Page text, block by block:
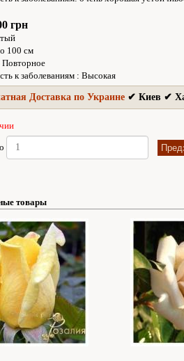
грн
100 см
Повторное
к заболеваниям : Высокая
Доставка по Украине ✔ Киев ✔
товары